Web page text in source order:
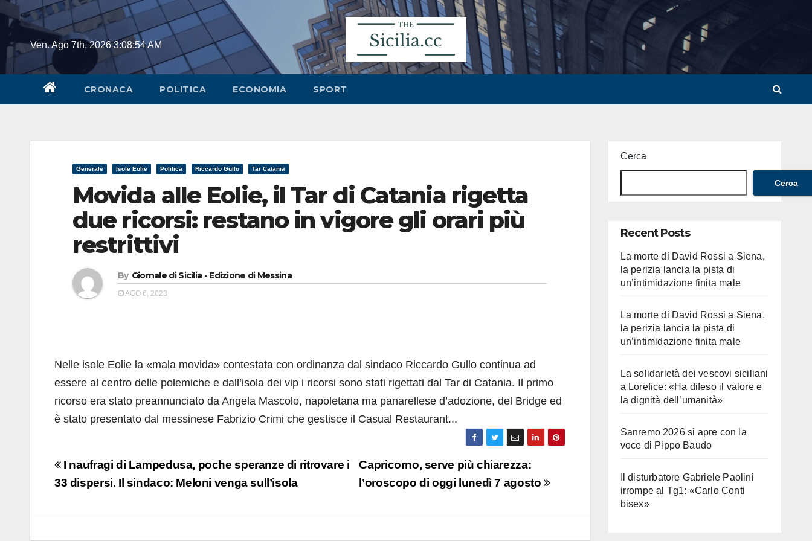
Skip
contentVen. Ago 7th, 20263:08:55 AM
CRONACA POLITICA ECONOMIA SPORT
Generale Isole Eolie Politica Riccardo Gullo Tar Catania
Movida alle Eolie, il Tar di Catania rigetta
due ricorsi: restano in vigore gli orari più
restrittivi
By Giornale di Sicilia - Edizione di Messina
AGO 6, 2023
Nelle isole Eolie la «mala movida» contestata con ordinanza dal sindaco Riccardo Gullo continua ad
essere al centro delle polemiche e dall’isola dei vip i ricorsi sono stati rigettati dal Tar di Catania. Il primo
ricorso era stato preannunciato da Angela Mascolo, napoletana ma panarellese d’adozione, del Bridge ed
è stato presentato dal messinese Fabrizio Crimi che gestisce il Casual Restaurant...
Navigazione
articoli
Capricorno, serve più chiarezza:
l’oroscopo di oggi lunedì 7 agosto
I naufragi di Lampedusa, poche speranze di ritrovare i
33 dispersi. Il sindaco: Meloni venga sull’isola
Cerca
Cerca
Recent Posts
La morte di David Rossi a Siena,
la perizia lancia la pista di
un’intimidazione finita male
La morte di David Rossi a Siena,
la perizia lancia la pista di
un’intimidazione finita male
La solidarietà dei vescovi siciliani
a Lorefice: «Ha difeso il valore e
la dignità dell’umanità»
Sanremo 2026 si apre con la
voce di Pippo Baudo
Il disturbatore Gabriele Paolini
irrompe al Tg1: «Carlo Conti
bisex»